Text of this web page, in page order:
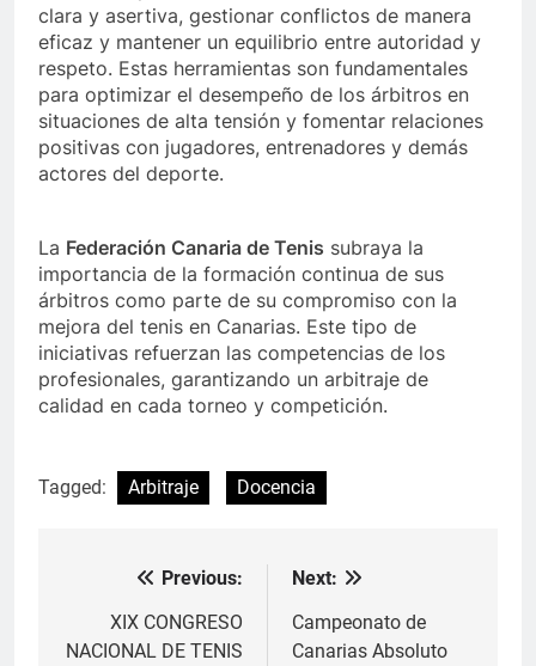
clara y asertiva, gestionar conflictos de manera
eficaz y mantener un equilibrio entre autoridad y
respeto. Estas herramientas son fundamentales
para optimizar el desempeño de los árbitros en
situaciones de alta tensión y fomentar relaciones
positivas con jugadores, entrenadores y demás
actores del deporte.
La Federación Canaria de Tenis subraya la
importancia de la formación continua de sus
árbitros como parte de su compromiso con la
mejora del tenis en Canarias. Este tipo de
iniciativas refuerzan las competencias de los
profesionales, garantizando un arbitraje de
calidad en cada torneo y competición.
Tagged: Arbitraje Docencia
Navegación
Previous:
XIX CONGRESO
NACIONAL DE TENIS
Next:
Campeonato de
Canarias Absoluto